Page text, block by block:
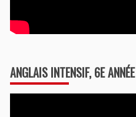
ANGLAIS INTENSIF, 6E ANNÉE